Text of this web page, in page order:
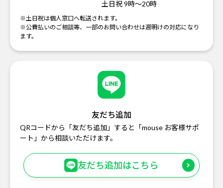
土日祝 9時～20時
※土日祝は個人窓口へ転送されます。
※公費払いのご相談等、一部のお問い合わせは週明けの対応になり
ます。
友だち追加
QRコードから「友だち追加」すると「mouse お客様サポ
ート」から相談いただけます。
友だち追加はこちら